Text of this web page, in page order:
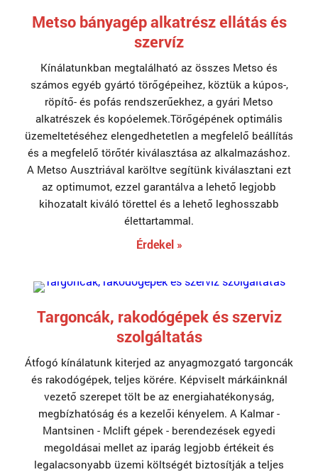
Metso bányagép alkatrész ellátás és
szervíz
Kínálatunkban megtalálható az összes Metso és
számos egyéb gyártó törőgépeihez, köztük a kúpos-,
röpítő- és pofás rendszerűekhez, a gyári Metso
alkatrészek és kopóelemek.Törőgépének optimális
üzemeltetéséhez elengedhetetlen a megfelelő beállítás
és a megfelelő törőtér kiválasztása az alkalmazáshoz.
A Metso Ausztriával karöltve segítünk kiválasztani ezt
az optimumot, ezzel garantálva a lehető legjobb
kihozatalt kiváló törettel és a lehető leghosszabb
élettartammal.
Érdekel »
Targoncák, rakodógépek és szerviz
szolgáltatás
Átfogó kínálatunk kiterjed az anyagmozgató targoncák
és rakodógépek, teljes körére. Képviselt márkáinknál
vezető szerepet tölt be az energiahatékonyság,
megbízhatóság és a kezelői kényelem. A Kalmar -
Mantsinen - Mclift gépek - berendezések egyedi
megoldásai mellet az iparág legjobb értékeit és
legalacsonyabb üzemi költségét biztosítják a teljes